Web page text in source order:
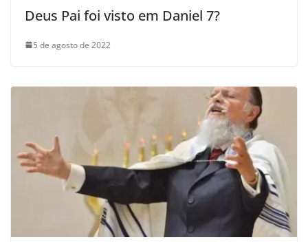
Deus Pai foi visto em Daniel 7?
5 de agosto de 2022